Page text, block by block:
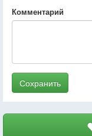
Комментарий
Сохранить